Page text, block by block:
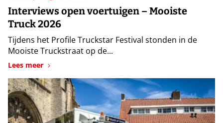
Interviews open voertuigen – Mooiste
Truck 2026
Tijdens het Profile Truckstar Festival stonden in de
Mooiste Truckstraat op de...
Lees meer